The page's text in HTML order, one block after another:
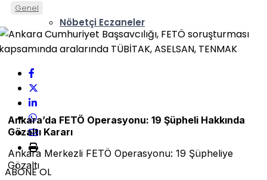
Nöbetçi Eczaneler
Genel
ABONE OL
Ankara’da FETÖ Operasyonu: 19 Şüpheli Hakkında
Gözaltı Kararı
Ankara Merkezli FETÖ Operasyonu: 19 Şüpheliye
Gözaltı